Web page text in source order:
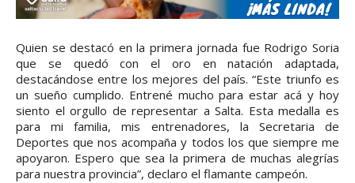
Quien se destacó en la primera jornada fue Rodrigo Soria
que se quedó con el oro en natación adaptada,
destacándose entre los mejores del país. “Este triunfo es
un sueño cumplido. Entrené mucho para estar acá y hoy
siento el orgullo de representar a Salta. Esta medalla es
para mi familia, mis entrenadores, la Secretaria de
Deportes que nos acompaña y todos los que siempre me
apoyaron. Espero que sea la primera de muchas alegrías
para nuestra provincia”, declaro el flamante campeón.